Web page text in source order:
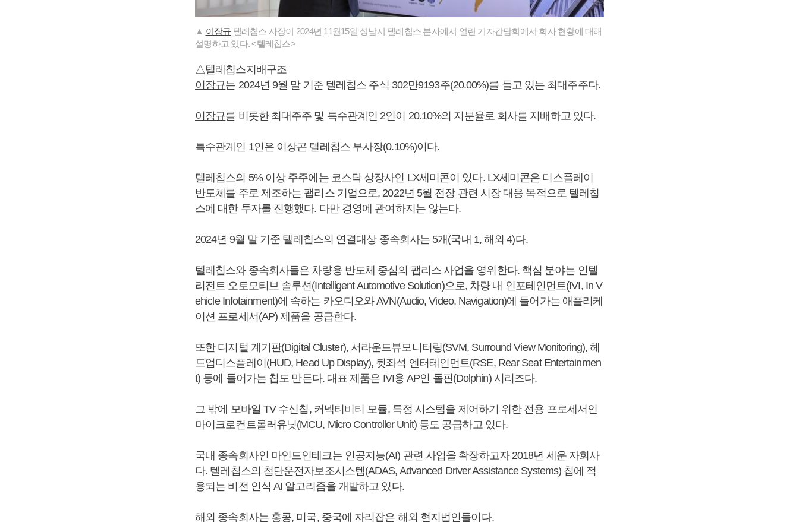
▲ 이장규 텔레칩스 사장이 2024년 11월15일 성남시 텔레칩스 본사에서 열린 기자간담회에서 회사 현황에 대해
설명하고 있다. <텔레칩스>
△텔레칩스지배구조
이장규는 2024년 9월 말 기준 텔레칩스 주식 302만9193주(20.00%)를 들고 있는 최대주주다.
이장규를 비롯한 최대주주 및 특수관계인 2인이 20.10%의 지분율로 회사를 지배하고 있다.
특수관계인 1인은 이상곤 텔레칩스 부사장(0.10%)이다.
텔레칩스의 5% 이상 주주에는 코스닥 상장사인 LX세미콘이 있다. LX세미콘은 디스플레이
반도체를 주로 제조하는 팹리스 기업으로, 2022년 5월 전장 관련 시장 대응 목적으로 텔레칩
스에 대한 투자를 진행했다. 다만 경영에 관여하지는 않는다.
2024년 9월 말 기준 텔레칩스의 연결대상 종속회사는 5개(국내 1, 해외 4)다.
텔레칩스와 종속회사들은 차량용 반도체 중심의 팹리스 사업을 영위한다. 핵심 분야는 인텔
리전트 오토모티브 솔루션(Intelligent Automotive Solution)으로, 차량 내 인포테인먼트(IVI, In V
ehicle Infotainment)에 속하는 카오디오와 AVN(Audio, Video, Navigation)에 들어가는 애플리케
이션 프로세서(AP) 제품을 공급한다.
또한 디지털 계기판(Digital Cluster), 서라운드뷰모니터링(SVM, Surround View Monitoring), 헤
드업디스플레이(HUD, Head Up Display), 뒷좌석 엔터테인먼트(RSE, Rear Seat Entertainmen
t) 등에 들어가는 칩도 만든다. 대표 제품은 IVI용 AP인 돌핀(Dolphin) 시리즈다.
그 밖에 모바일 TV 수신칩, 커넥티비티 모듈, 특정 시스템을 제어하기 위한 전용 프로세서인
마이크로컨트롤러유닛(MCU, Micro Controller Unit) 등도 공급하고 있다.
국내 종속회사인 마인드인테크는 인공지능(AI) 관련 사업을 확장하고자 2018년 세운 자회사
다. 텔레칩스의 첨단운전자보조시스템(ADAS, Advanced Driver Assistance Systems) 칩에 적
용되는 비전 인식 AI 알고리즘을 개발하고 있다.
해외 종속회사는 홍콩, 미국, 중국에 자리잡은 해외 현지법인들이다.